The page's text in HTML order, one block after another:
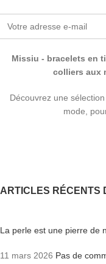
Missiu - bracelets en
colliers aux
Découvrez une
mode,
ARTICLES RÉCENTS
La perle est une pierre de
11 mars 2026 Pas de